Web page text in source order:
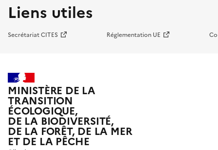
Liens utiles
Secrétariat CITES Réglementation UE
MINISTÈRE DE LA
TRANSITION
ÉCOLOGIQUE,
DE LA BIODIVERSITÉ,
DE LA FORÊT, DE LA MER
ET DE LA PÊCHE